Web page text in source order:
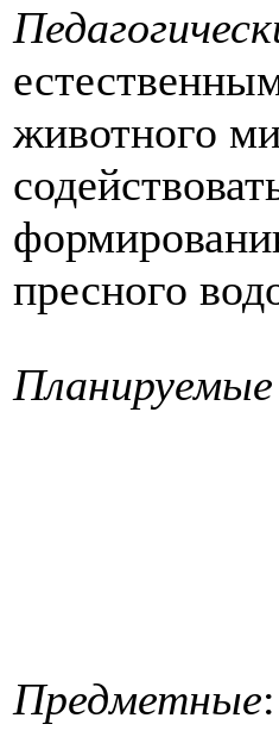
животного
пресного
Предметные: